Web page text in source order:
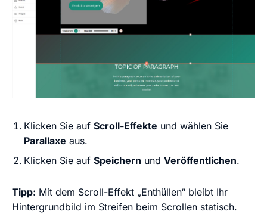
Klicken Sie auf Scroll-Effekte und wählen Sie
Parallaxe aus.
Klicken Sie auf Speichern und Veröffentlichen.
Tipp: Mit dem Scroll-Effekt „Enthüllen“ bleibt Ihr
Hintergrundbild im Streifen beim Scrollen statisch.